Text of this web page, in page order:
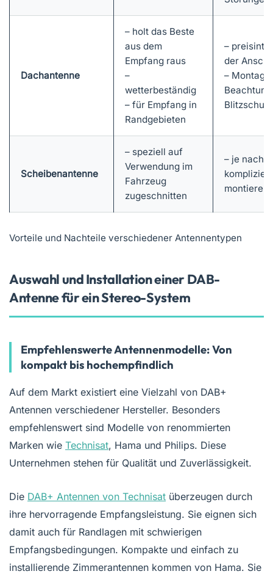
Dachantenne
– holt das Beste
aus dem
Empfang raus
–
wetterbeständig
– für Empfang in
Randgebieten
–
der
–
Blitzschutz
Scheibenantenne
– speziell auf
Verwendung im
Fahrzeug
zugeschnitten
– je nach
montieren
Vorteile und Nachteile verschiedener Antennentypen
Auswahl und Installation einer DAB-
Antenne für ein Stereo-System
Empfehlenswerte Antennenmodelle: Von
kompakt bis hochempfindlich
Auf dem Markt existiert eine Vielzahl von DAB+
Antennen verschiedener Hersteller. Besonders
empfehlenswert sind Modelle von renommierten
Marken wie Technisat, Hama und Philips. Diese
Unternehmen stehen für Qualität und Zuverlässigkeit.
Die DAB+ Antennen von Technisat überzeugen durch
ihre hervorragende Empfangsleistung. Sie eignen sich
damit auch für Randlagen mit schwierigen
Empfangsbedingungen. Kompakte und einfach zu
installierende Zimmerantennen kommen von Hama. Sie